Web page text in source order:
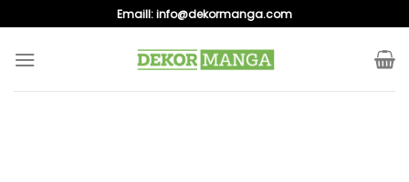
to
content
Emaill:info@dekormanga.com